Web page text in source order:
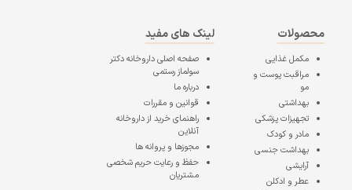
محصولات
مکمل غذایی
مراقبت پوست و
مو
بهداشتی
تجهیزات پزشکی
مادر و کودک
بهداشت جنسی
آرایشی
عطر و ادکلن
لینک های مفید
صفحه اصلیداروخانه دکتر
سولماز رستمی
درباره ما
قوانین و مقررات
راهنمای خرید از داروخانه
آنلاین
مجوزها و پروانه ها
حفظ و رعایت حریم شخصی
مشتریان